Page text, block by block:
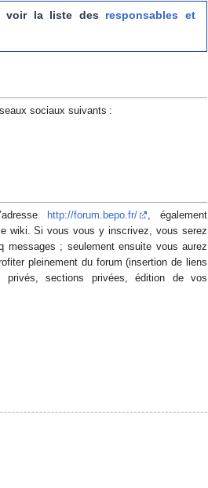
voir la liste des responsables et
sociaux suivants :
http://forum.bepo.fr/
, également
wiki. Si vous vous y inscrivez, vous serez
messages ; seulement ensuite vous aurez
pleinement du forum (insertion de liens
privés, sections privées, édition de vos